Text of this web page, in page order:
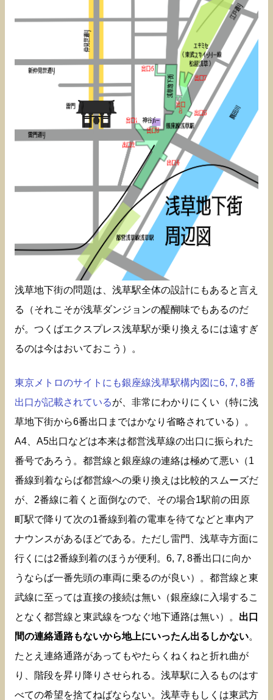
浅草地下街の問題は、浅草駅全体の設計にもあると言え
る（それこそが浅草ダンジョンの醍醐味でもあるのだ
が。つくばエクスプレス浅草駅が乗り換えるには遠すぎ
るのは今はおいておこう）。
東京メトロのサイトにも銀座線浅草駅構内図に6, 7, 8番
出口が記載されているが、非常にわかりにくい（特に浅
草地下街から6番出口まではかなり省略されている）。
A4、A5出口などは本来は都営浅草線の出口に振られた
番号であろう。都営線と銀座線の連絡は極めて悪い（1
番線到着ならば都営線への乗り換えは比較的スムーズだ
が、2番線に着くと面倒なので、その場合1駅前の田原
町駅で降りて次の1番線到着の電車を待てなどと車内ア
ナウンスがあるほどである。ただし雷門、浅草寺方面に
行くには2番線到着のほうが便利。6, 7, 8番出口に向か
うならば一番先頭の車両に乗るのが良い）。都営線と東
武線に至っては直接の接続は無い（銀座線に入場するこ
となく都営線と東武線をつなぐ地下通路は無い）。 出口
間の連絡通路もないから地上にいったん出るしかない。
たとえ連絡通路があってもやたらくねくねと折れ曲が
り、階段を昇り降りさせられる。浅草駅に入るものはす
べての希望を捨てねばならない。浅草寺もしくは東武方